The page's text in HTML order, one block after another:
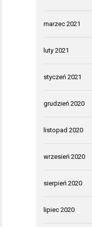
marzec 2021
luty 2021
styczeń 2021
grudzień 2020
listopad 2020
wrzesień 2020
sierpień 2020
lipiec 2020